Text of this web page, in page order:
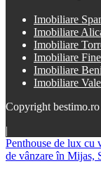
Imobiliare
Imobiliare
Imobiliare
Imobiliare
Imobiliare
Imobiliare
Copyright
|
Penthouse de lux cu
de vânzare în Mijas,